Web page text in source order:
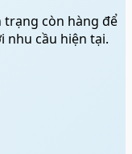
trạng còn hàng để
nhu cầu hiện tại.